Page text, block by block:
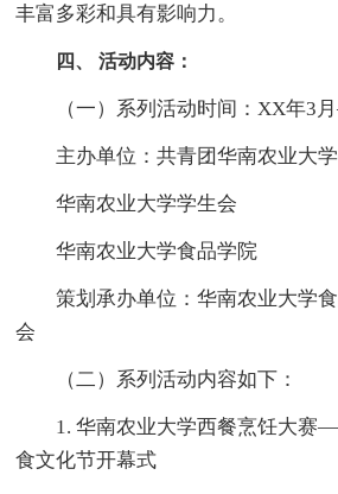
丰富多彩和具有影响力。
四、 活动内容：
（一）系列活动时间：XX年3
主办单位：共青团华南农业大学
华南农业大学学生会
华南农业大学食品学院
策划承办单位：华南农业大学食
会
（二）系列活动内容如下：
1. 华南农业大学西餐烹饪大赛
食文化节开幕式